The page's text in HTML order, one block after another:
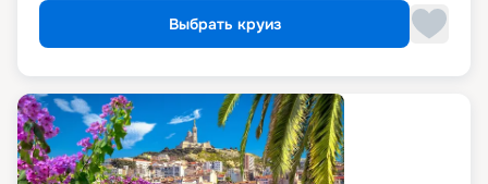
Выбрать круиз